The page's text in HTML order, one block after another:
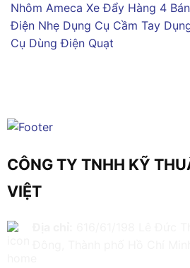
Nhôm Ameca Xe Đẩy Hàng 4
Điện Nhẹ Dụng Cụ Cầm Tay
Cụ Dùng Điện Quạt
CÔNG TY TNHH KỸ
VIỆT